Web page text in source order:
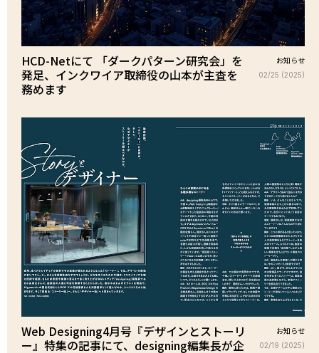
HCD-Netにて 「ダークパターン研究会」を
発足、インクワイア取締役の山本が主査を
務めます
お知らせ
02/25 (2025)
Web Designing4月号『デザインとストーリ
ー』特集の記事にて、designing編集長が企
お知らせ
02/19 (2025)